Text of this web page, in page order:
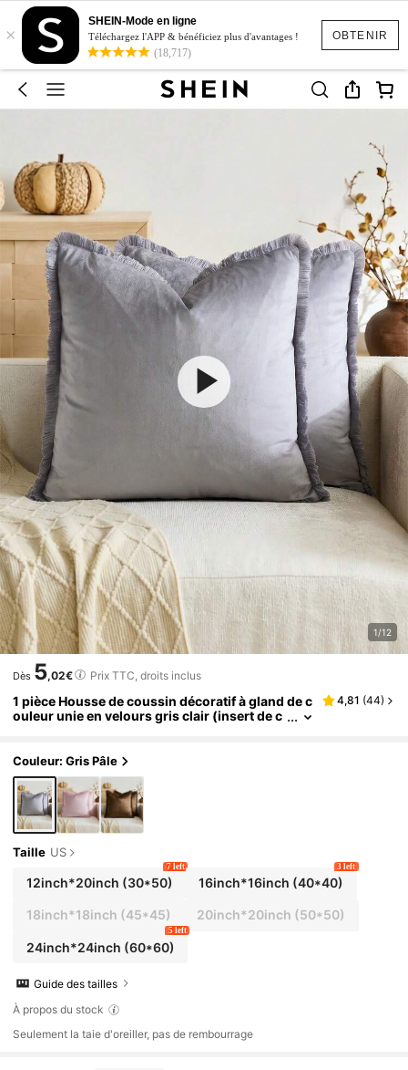
OBTENIR
×
SHEIN-Mode en ligne
Téléchargez l'APP & bénéficiez plus d'avantages !
(18,717)
1/12
Dès 5,02€ Prix TTC, droits inclus
1 pièce Housse de coussin décoratif à gland de c
ouleur unie en velours gris clair (insert de c
u doux et confortable de type lin, décoration mo
derne pour le canapé, la chambre, le dortoir
4,81 (44)
Couleur: Gris Pâle
Taille US
12inch*20inch (30*50)
7 left
16inch*16inch (40*40)
3 left
18inch*18inch (45*45) 20inch*20inch (50*50)
24inch*24inch (60*60)
5 left
Guide des tailles
À propos du stock
Seulement la taie d'oreiller, pas de rembourrage